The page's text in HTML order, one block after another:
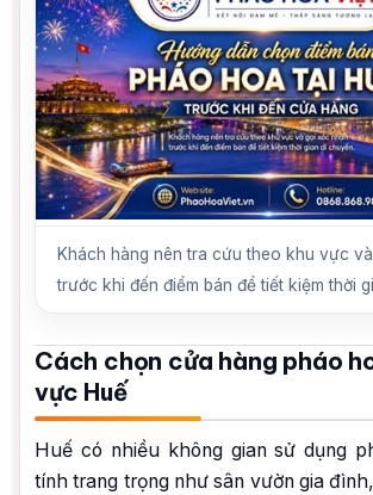
Khách hàng nên tra cứu theo khu vực
trước khi đến điểm bán để tiết kiệm thời
Cách chọn cửa hàng pháo
vực Huế
Huế có nhiều không gian sử dụng
tính trang trọng như sân vườn gia